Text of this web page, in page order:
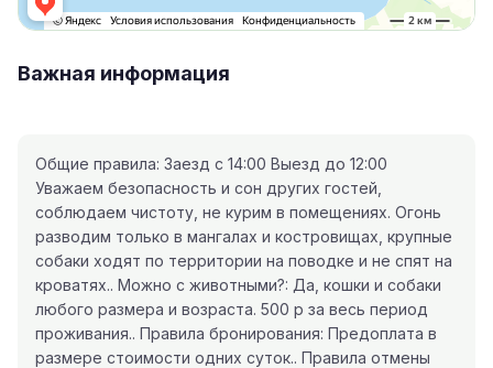
Важная информация
Общие правила: Заезд с 14:00 Выезд до 12:00
Уважаем безопасность и сон других гостей,
соблюдаем чистоту, не курим в помещениях. Огонь
разводим только в мангалах и костровищах, крупные
собаки ходят по территории на поводке и не спят на
кроватях.. Можно с животными?: Да, кошки и собаки
любого размера и возраста. 500 р за весь период
проживания.. Правила бронирования: Предоплата в
размере стоимости одних суток.. Правила отмены